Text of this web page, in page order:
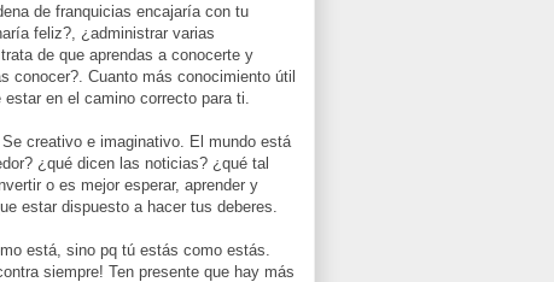
de franquicias encajaría con tu
feliz?, ¿administrar varias
de que aprendas a conocerte y
conocer?. Cuanto más conocimiento útil
en el camino correcto para ti.
creativo e imaginativo. El mundo está
¿qué dicen las noticias? ¿qué tal
o es mejor esperar, aprender y
estar dispuesto a hacer tus deberes.
está, sino pq tú estás como estás.
siempre! Ten presente que hay más